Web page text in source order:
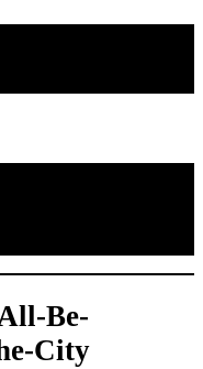
Be-
City